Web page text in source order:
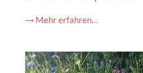
→ Mehr erfahren…